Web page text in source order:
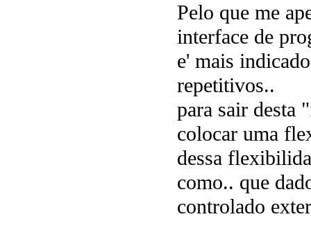
Pelo que me
interface de
e' mais
repetitivos..
para sair desta
colocar uma
dessa
como.. que
controlado